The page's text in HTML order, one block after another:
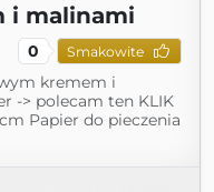
i malinami
0 Smakowite
kremem i
-> polecam ten KLIK
Papier do pieczenia